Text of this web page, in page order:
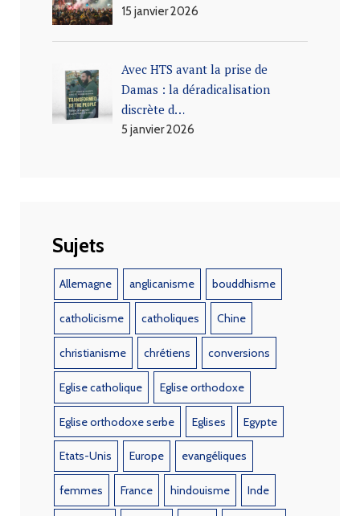
15 janvier 2026
Avec HTS avant la prise de
Damas : la déradicalisation
discrète d…
5 janvier 2026
Sujets
Allemagne anglicanisme bouddhisme
catholicisme catholiques Chine
christianisme chrétiens conversions
Eglise catholique Eglise orthodoxe
Eglise orthodoxe serbe Eglises Egypte
Etats-Unis Europe evangéliques
femmes France hindouisme Inde